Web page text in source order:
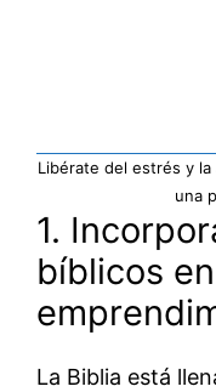
Libérate del estrés y
una
1.
bíblicos
La Biblia está